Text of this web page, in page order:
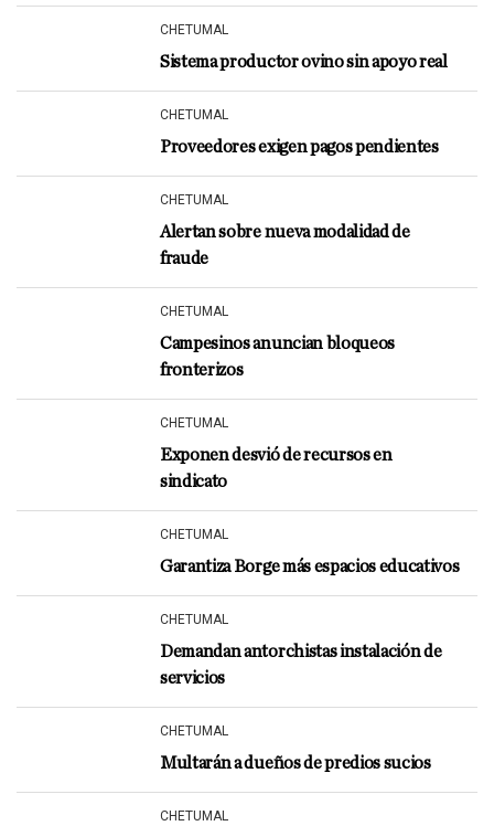
CHETUMAL
Sistema productor ovino sin apoyo real
CHETUMAL
Proveedores exigen pagos pendientes
CHETUMAL
Alertan sobre nueva modalidad de
fraude
CHETUMAL
Campesinos anuncian bloqueos
fronterizos
CHETUMAL
Exponen desvió de recursos en
sindicato
CHETUMAL
Garantiza Borge más espacios educativos
CHETUMAL
Demandan antorchistas instalación de
servicios
CHETUMAL
Multarán a dueños de predios sucios
CHETUMAL